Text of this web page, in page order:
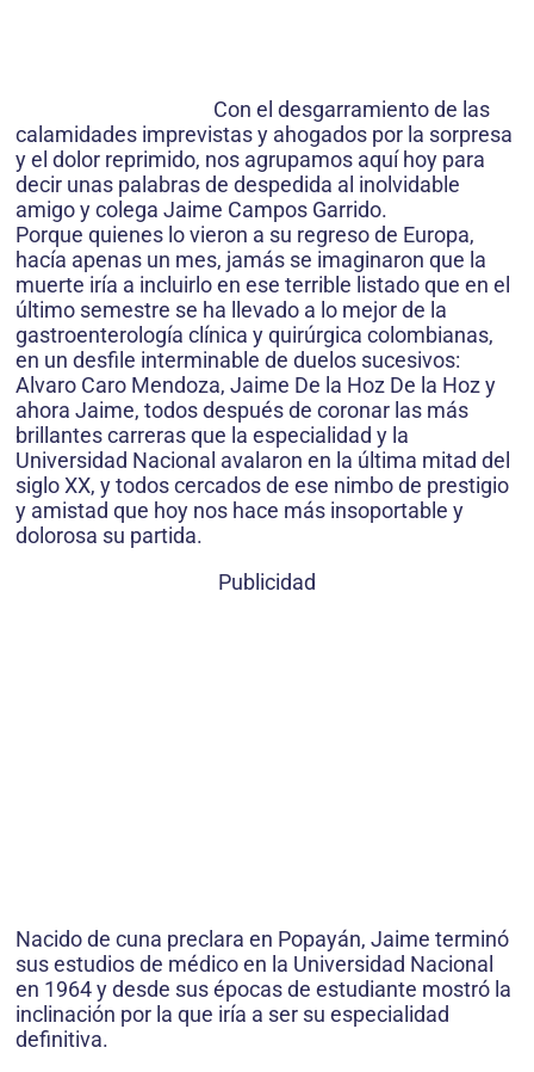
Con el desgarramiento de las
calamidades imprevistas y ahogados por la sorpresa
y el dolor reprimido, nos agrupamos aquí hoy para
decir unas palabras de despedida al inolvidable
amigo y colega Jaime Campos Garrido.
Porque quienes lo vieron a su regreso de Europa,
hacía apenas un mes, jamás se imaginaron que la
muerte iría a incluirlo en ese terrible listado que en el
último semestre se ha llevado a lo mejor de la
gastroenterología clínica y quirúrgica colombianas,
en un desfile interminable de duelos sucesivos:
Alvaro Caro Mendoza, Jaime De la Hoz De la Hoz y
ahora Jaime, todos después de coronar las más
brillantes carreras que la especialidad y la
Universidad Nacional avalaron en la última mitad del
siglo XX, y todos cercados de ese nimbo de prestigio
y amistad que hoy nos hace más insoportable y
dolorosa su partida.
Publicidad
Nacido de cuna preclara en Popayán, Jaime terminó
sus estudios de médico en la Universidad Nacional
en 1964 y desde sus épocas de estudiante mostró la
inclinación por la que iría a ser su especialidad
definitiva.